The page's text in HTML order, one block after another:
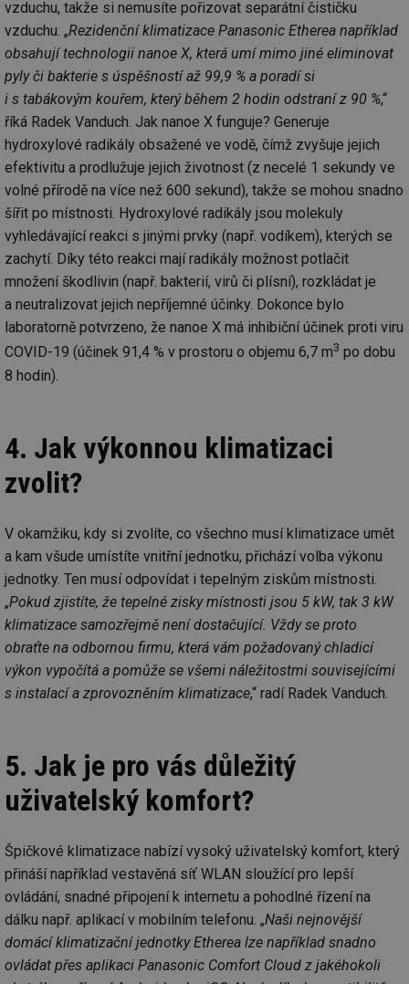
vzduchu, takže si nemusíte pořizovat separátní čističku
vzduchu. „Rezidenční klimatizace Panasonic Etherea například
obsahují technologii nanoe X, která umí mimo jiné eliminovat
pyly či bakterie s úspěšností až 99,9 % a poradí si
i s tabákovým kouřem, který během 2 hodin odstraní z 90 %,“
říká Radek Vanduch. Jak nanoe X funguje? Generuje
hydroxylové radikály obsažené ve vodě, čímž zvyšuje jejich
efektivitu a prodlužuje jejich životnost (z necelé 1 sekundy ve
volné přírodě na více než 600 sekund), takže se mohou snadno
šířit po místnosti. Hydroxylové radikály jsou molekuly
vyhledávající reakci s jinými prvky (např. vodíkem), kterých se
zachytí. Díky této reakci mají radikály možnost potlačit
množení škodlivin (např. bakterií, virů či plísní), rozkládat je
a neutralizovat jejich nepříjemné účinky. Dokonce bylo
laboratorně potvrzeno, že nanoe X má inhibiční účinek proti viru
COVID-19 (účinek 91,4 % v prostoru o objemu 6,7 m3 po dobu
8 hodin).
4. Jak výkonnou klimatizaci
zvolit?
V okamžiku, kdy si zvolíte, co všechno musí klimatizace umět
a kam všude umístíte vnitřní jednotku, přichází volba výkonu
jednotky. Ten musí odpovídat i tepelným ziskům místnosti.
„Pokud zjistíte, že tepelné zisky místnosti jsou 5 kW, tak 3 kW
klimatizace samozřejmě není dostačující. Vždy se proto
obraťte na odbornou firmu, která vám požadovaný chladicí
výkon vypočítá a pomůže se všemi náležitostmi souvisejícími
s instalací a zprovozněním klimatizace,“ radí Radek Vanduch.
5. Jak je pro vás důležitý
uživatelský komfort?
Špičkové klimatizace nabízí vysoký uživatelský komfort, který
přináší například vestavěná síť WLAN sloužící pro lepší
ovládání, snadné připojení k internetu a pohodlné řízení na
dálku např. aplikací v mobilním telefonu. „Naši nejnovější
domácí klimatizační jednotky Etherea lze například snadno
ovládat přes aplikaci Panasonic Comfort Cloud z jakéhokoli